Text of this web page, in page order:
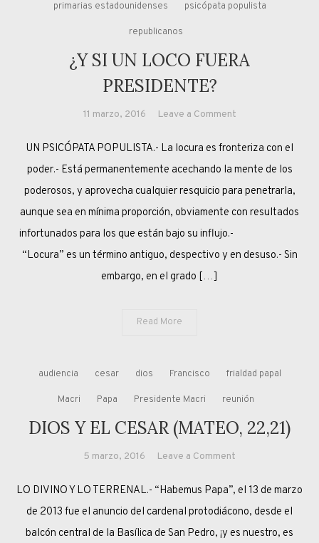
primarias estadounidenses psicópata populista
republicanos
¿Y SI UN LOCO FUERA
PRESIDENTE?
11 marzo, 2016 Leave a Commenton
SI
UN
UN PSICÓPATA POPULISTA.- La locura es fronteriza con el
poder.- Está permanentemente acechando la mente de los
poderosos, y aprovecha cualquier resquicio para penetrarla,
aunque sea en mínima proporción, obviamente con resultados
infortunados para los que están bajo su influjo.-
“Locura” es un término antiguo, despectivo y en desuso.- Sin
embargo, en el grado […]
Read More
audiencia cesar dios Francisco frialdad papal
Macri Papa Presidente Macri reunión
DIOS Y EL CESAR (MATEO, 22,21)
5 marzo, 2016 Leave a Comment
Y
EL
CESAR
LO DIVINO Y LO TERRENAL.- “Habemus Papa”, el 13 de marzo
de 2013 fue el anuncio del cardenal protodiácono, desde el
balcón central de la Basílica de San Pedro, ¡y es nuestro, es